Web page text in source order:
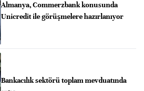
Almanya, Commerzbank konusunda
Unicredit ile görüşmelere hazırlanıyor
Bankacılık sektörü toplam mevduatında